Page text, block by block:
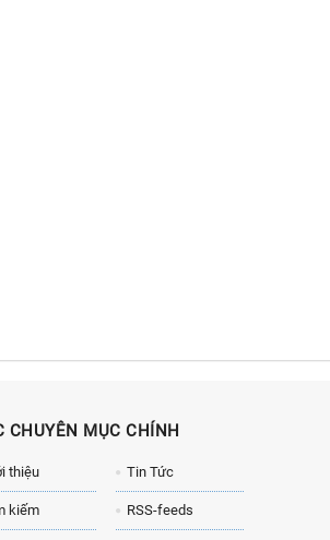
CHUYÊN MỤC CHÍNH
thiệu Tin Tức
kiếm RSS-feeds